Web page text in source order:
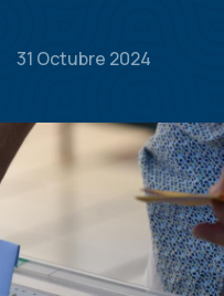
31 Octubre 2024